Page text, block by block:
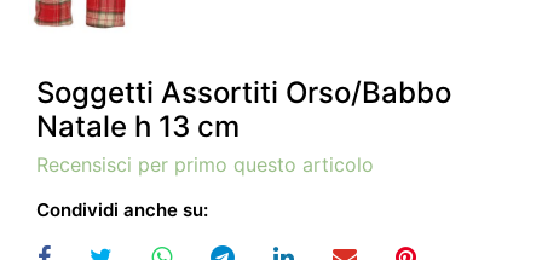
Soggetti Assortiti Orso/Babbo
Natale h 13 cm
Recensisci per primo questo articolo
Condividi anche su: